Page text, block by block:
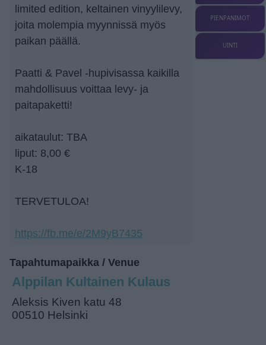
limited edition, keltainen vinyylilevy,
joita molempia myynnissä myös
paikan päällä.
Paatti & Pavel -hupivisassa kaikilla
mahdollisuus voittaa levy- ja
paitapaketti!
aikataulut: TBA
liput: 8,00 €
K-18
TERVETULOA!
https://fb.me/e/2M9yB7435
Tapahtumapaikka / Venue
Alppilan Kultainen Kulaus
Aleksis Kiven katu 48
00510 Helsinki
PIENPANIMOT
UINTI